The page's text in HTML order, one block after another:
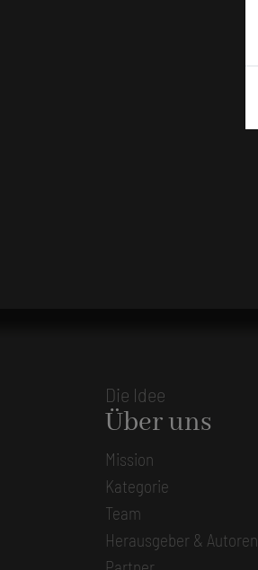
Die Idee
Über uns
Mission
Kategorie
Team
Herausgeber & Autoren